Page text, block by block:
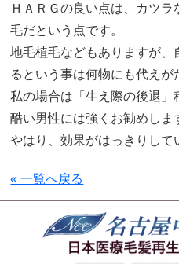
ＨＡＲＧの良い点は、カツ
毛だという点です。
地毛植毛などもありますが
るという事は何物にも代えが
私の場合は「生え際の後退
酷い男性には強くお勧めしま
やはり、効果がはっきりして
« 一覧へ戻る